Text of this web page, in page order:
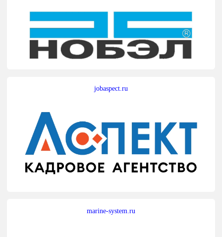
jobaspect.ru
marine-system.ru